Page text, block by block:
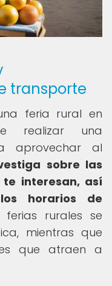
transporte
feria rural en
realizar una
aprovechar al
sobre las
interesan, así
horarios de
ferias rurales se
mientras que
que atraen a